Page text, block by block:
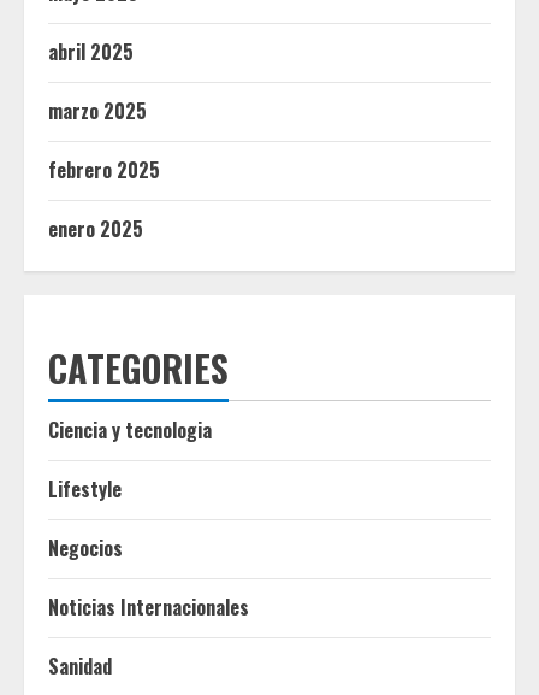
abril 2025
marzo 2025
febrero 2025
enero 2025
CATEGORIES
Ciencia y tecnologia
Lifestyle
Negocios
Noticias Internacionales
Sanidad